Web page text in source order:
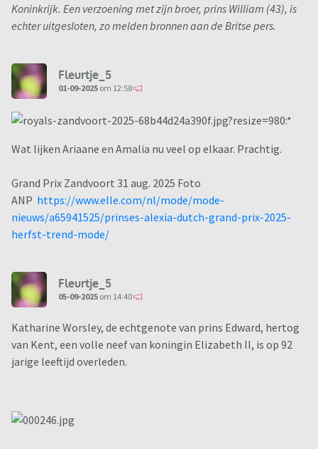
Koninkrijk. Een verzoening met zijn broer, prins William (43), is
echter uitgesloten, zo melden bronnen aan de Britse pers.
Fleurtje_5
01-09-2025 om 12:58
Wat lijken Ariaane en Amalia nu veel op elkaar. Prachtig.
Grand Prix Zandvoort 31 aug. 2025 Foto
ANP https://www.elle.com/nl/mode/mode-
nieuws/a65941525/prinses-alexia-dutch-grand-prix-2025-
herfst-trend-mode/
Fleurtje_5
05-09-2025 om 14:40
Katharine Worsley, de echtgenote van prins Edward, hertog
van Kent, een volle neef van koningin Elizabeth II, is op 92
jarige leeftijd overleden.